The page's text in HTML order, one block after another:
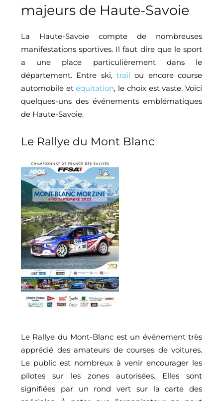
majeurs de Haute-Savoie
La Haute-Savoie compte de nombreuses
manifestations sportives. Il faut dire que le sport
a une place particulièrement dans le
département. Entre ski, trail ou encore course
automobile etéquitation, le choix est vaste. Voici
quelques-uns des événements emblématiques
de Haute-Savoie.
Le Rallye du Mont Blanc
Le Rallye du Mont-Blanc est un événement très
apprécié des amateurs de courses de voitures.
Le public est nombreux à venir encourager les
pilotes sur les zones autorisées. Elles sont
signifiées par un rond vert sur la carte des